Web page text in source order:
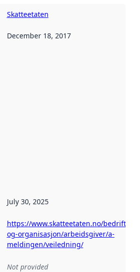
Skatteetaten
by
December 18, 2017
July 30, 2025
https://www.skatteetaten.no/bedrift-
og-organisasjon/arbeidsgiver/a-
meldingen/veiledning/
Not provided